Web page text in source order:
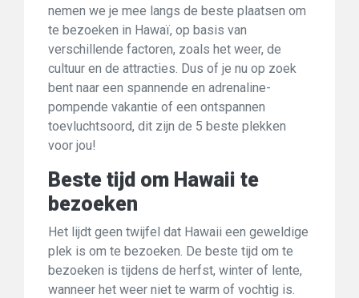
nemen we je mee langs de beste plaatsen om
te bezoeken in Hawaï, op basis van
verschillende factoren, zoals het weer, de
cultuur en de attracties. Dus of je nu op zoek
bent naar een spannende en adrenaline-
pompende vakantie of een ontspannen
toevluchtsoord, dit zijn de 5 beste plekken
voor jou!
Beste tijd om Hawaii te
bezoeken
Het lijdt geen twijfel dat Hawaii een geweldige
plek is om te bezoeken. De beste tijd om te
bezoeken is tijdens de herfst, winter of lente,
wanneer het weer niet te warm of vochtig is.